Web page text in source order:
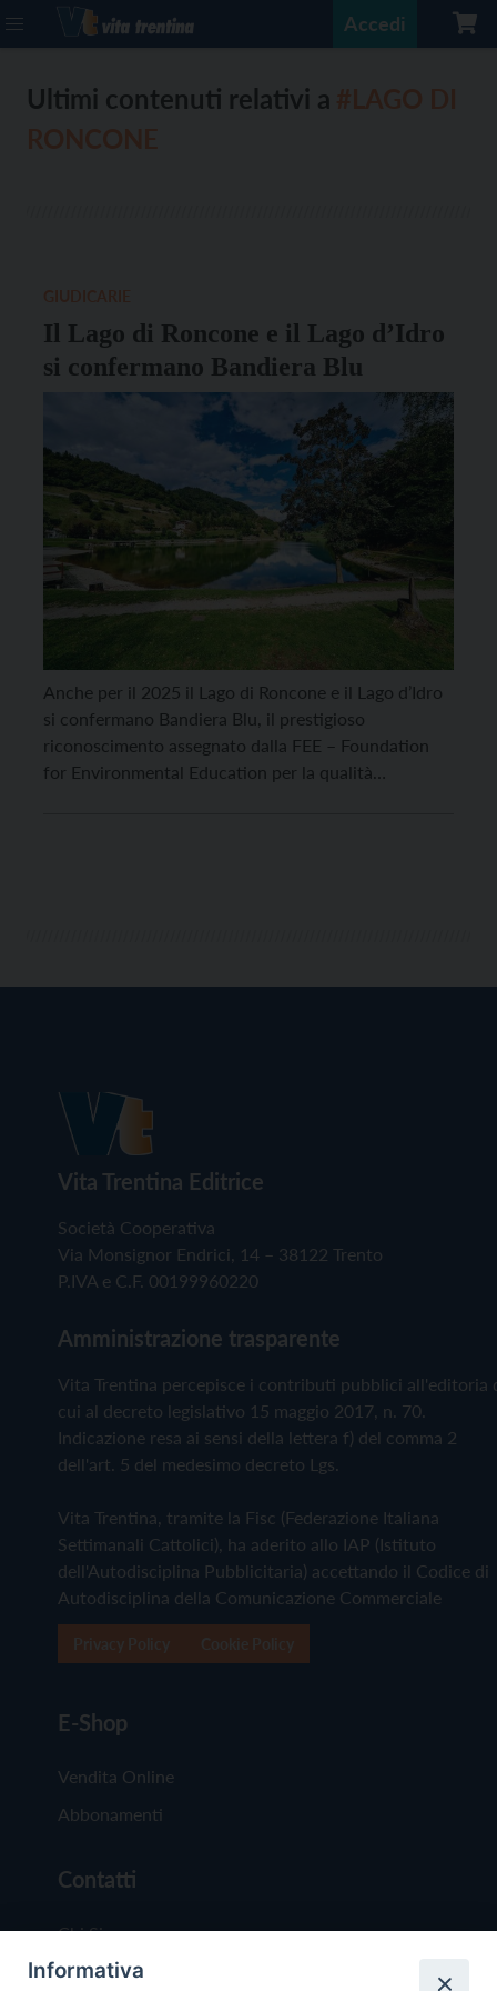
Accedi
Ultimi contenuti relativi a
Il Lago di Roncone e il Lago d’Idro
si confermano Bandiera Blu
Anche per il 2025 il Lago di Roncone e il Lago d’Idro
si confermano Bandiera Blu, il prestigioso
riconoscimento assegnato dalla FEE – Foundation
for Environmental Education per la qualità
Vita Trentina Editrice
Società Cooperativa
Via Monsignor Endrici, 14 – 38122 Trento
P.IVA e C.F. 00199960220
Amministrazione trasparente
Vita Trentina percepisce i contributi pubblici all'editoria
cui al decreto legislativo 15 maggio 2017, n. 70.
Indicazione resa ai sensi della lettera f) del comma 2
dell'art. 5 del medesimo decreto Lgs.
Vita Trentina, tramite la Fisc (Federazione Italiana
Settimanali Cattolici), ha aderito allo IAP (Istituto
dell'Autodisciplina Pubblicitaria) accettando il Codice di
Autodisciplina della Comunicazione Commerciale
E-Shop
Vendita Online
Abbonamenti
Contatti
Chi Siamo
Redazione
Informativa